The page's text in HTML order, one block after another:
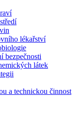
lékařství
bezpečnosti
látek
a technickou činnost